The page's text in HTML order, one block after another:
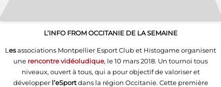
L’INFO FROM OCCITANIE DE LA SEMAINE
L esassociations Montpellier Esport Club et Histogame organisent
une rencontre vidéoludique, le 10 mars 2018. Un tournoi tous
niveaux, ouvert à tous, qui a pour objectif de valoriser et
développerl’eSportdans la région Occitanie. Cette première